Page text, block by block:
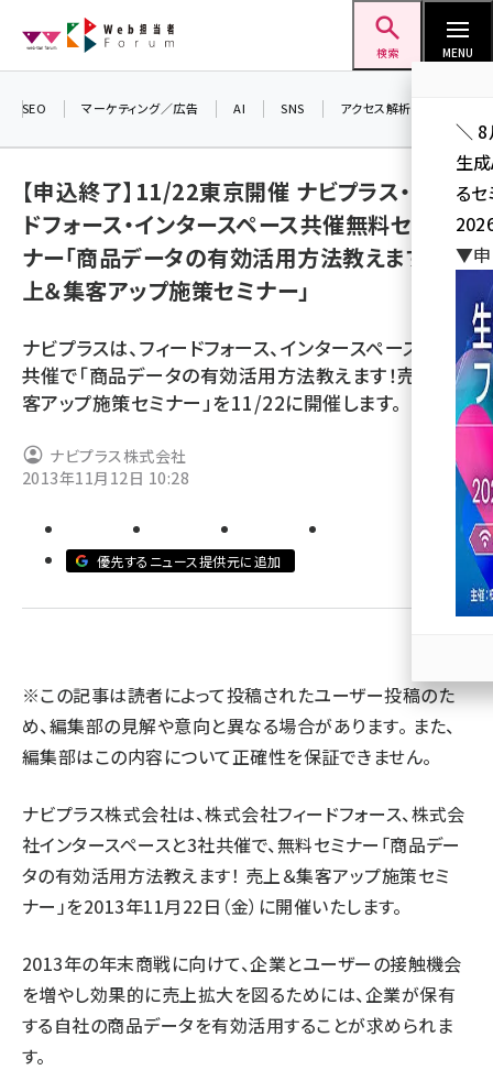
ン
検索 MENU
seo (3536)
ai (2818)
note (2320)
セミナー (2313)
z世代 (1629)
meo (1279)
llmo (1167)
SEO マーケティング／広告 AI SNS アクセス解析／データ分析
【申込終了】11/22東京開催 ナビプラス・フィー
ドフォース・インタースペース共催無料セミ
ナー「商品データの有効活用方法教えます！ 売
上＆集客アップ施策セミナー」
ナビプラスは、フィードフォース、インタースペースと3社
共催で「商品データの有効活用方法教えます！売上＆集
客アップ施策セミナー」を11/22に開催します。
ナビプラス株式会社
2013年11月12日 10:28
優先するニュース提供元に追加
※この記事は読者によって投稿されたユーザー投稿のた
め、編集部の見解や意向と異なる場合があります。 また、
編集部はこの内容について正確性を保証できません。
ナビプラス株式会社は、株式会社フィードフォース、株式会
社インタースペースと3社共催で、無料セミナー「商品デー
タの有効活用方法教えます！ 売上＆集客アップ施策セミ
ナー」を2013年11月22日（金）に開催いたします。
2013年の年末商戦に向けて、企業とユーザーの接触機会
を増やし効果的に売上拡大を図るためには、企業が保有
する自社の商品データを有効活用することが求められま
す。
＼ 8
生
る
▼申